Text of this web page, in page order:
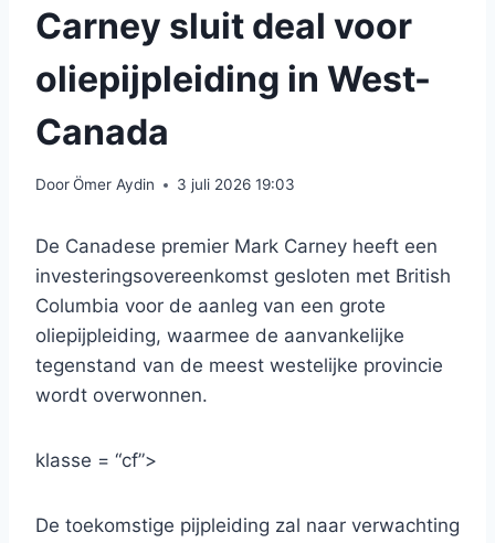
Carney sluit deal voor
oliepijpleiding in West-
Canada
DoorÖmer Aydin 3 juli 2026 19:03
De Canadese premier Mark Carney heeft een
investeringsovereenkomst gesloten met British
Columbia voor de aanleg van een grote
oliepijpleiding, waarmee de aanvankelijke
tegenstand van de meest westelijke provincie
wordt overwonnen.
klasse = “cf”>
De toekomstige pijpleiding zal naar verwachting